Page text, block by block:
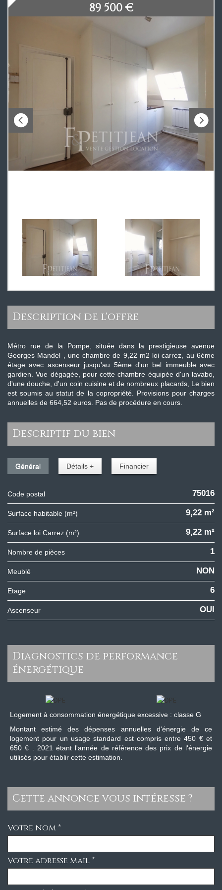
89 500 €
description de l'offre
Métro rue de la Pompe, située dans la prestigieuse avenue
Georges Mandel , une chambre de 9,22 m2 loi carrez, au 6ème
étage avec ascenseur jusqu'au 5ème d'un bel immeuble avec
gardien. Vue dégagée, pour cette chambre équipée d'un lavabo,
d'une douche, d'un coin cuisine et de nombreux placards, Le bien
est soumis au statut de la copropriété. Provisions pour charges
annuelles de 664,52 euros. Pas de procédure en cours.
descriptif du bien
Général Détails + Financier
Code postal 75016
Surface habitable (m²) 9,22 m²
Surface loi Carrez (m²) 9,22 m²
Nombre de pièces 1
Meublé NON
Etage 6
Ascenseur OUI
diagnostics de performance
énergétique
Logement à consommation énergétique excessive : classe G
Montant estimé des dépenses annuelles d'énergie de ce
logement pour un usage standard est compris entre 450 € et
650 € . 2021 étant l'année de référence des prix de l'énergie
utilisés pour établir cette estimation.
cette annonce vous intéresse ?
Votre nom *
Votre adresse mail *